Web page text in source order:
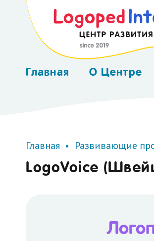
Главная О Центре
Главная Развивающие
LogoVoice